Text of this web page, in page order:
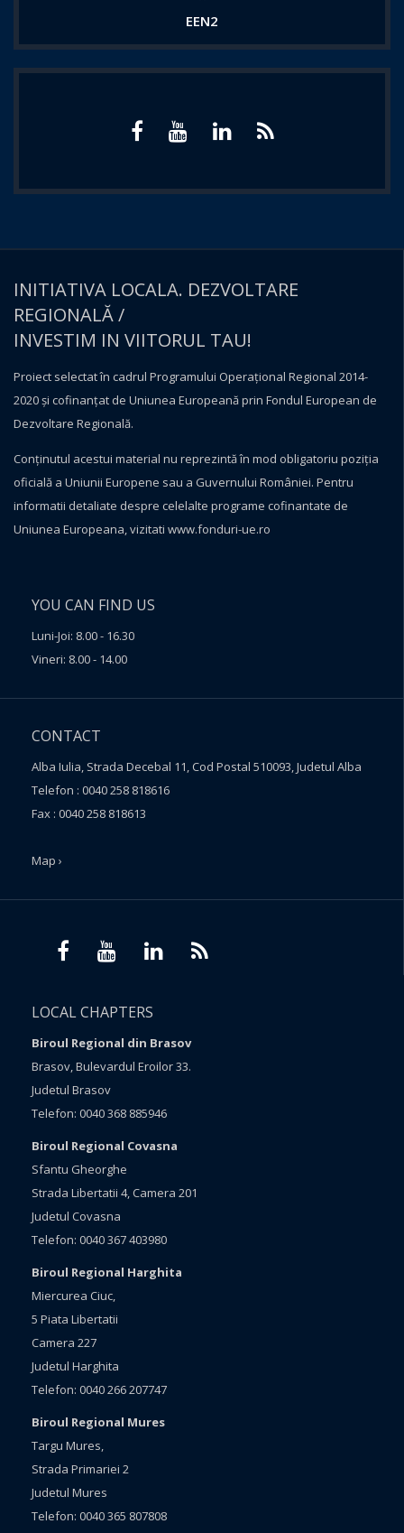
EEN2
INITIATIVA LOCALA. DEZVOLTARE
REGIONALĂ /
INVESTIM IN VIITORUL TAU!
Proiect selectat în cadrul Programului Operațional Regional 2014-
2020 și cofinanțat de Uniunea Europeană prin Fondul European de
Dezvoltare Regională.
Conţinutul acestui material nu reprezintă în mod obligatoriu poziţia
oficială a Uniunii Europene sau a Guvernului României. Pentru
informatii detaliate despre celelalte programe cofinantate de
Uniunea Europeana, vizitati www.fonduri-ue.ro
YOU CAN FIND US
Luni-Joi: 8.00 - 16.30
Vineri: 8.00 - 14.00
CONTACT
Alba Iulia, Strada Decebal 11, Cod Postal 510093, Judetul Alba
Telefon : 0040 258 818616
Fax : 0040 258 818613
Map ›
LOCAL CHAPTERS
Biroul Regional din Brasov
Brasov, Bulevardul Eroilor 33.
Judetul Brasov
Telefon: 0040 368 885946
Biroul Regional Covasna
Sfantu Gheorghe
Strada Libertatii 4, Camera 201
Judetul Covasna
Telefon: 0040 367 403980
Biroul Regional Harghita
Miercurea Ciuc,
5 Piata Libertatii
Camera 227
Judetul Harghita
Telefon: 0040 266 207747
Biroul Regional Mures
Targu Mures,
Strada Primariei 2
Judetul Mures
Telefon: 0040 365 807808